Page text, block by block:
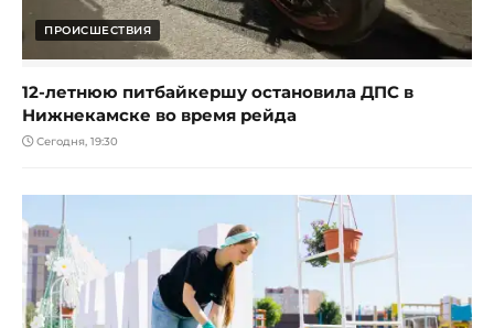
ПРОИСШЕСТВИЯ
12-летнюю питбайкершу остановила ДПС в
Нижнекамске во время рейда
Сегодня, 19:30